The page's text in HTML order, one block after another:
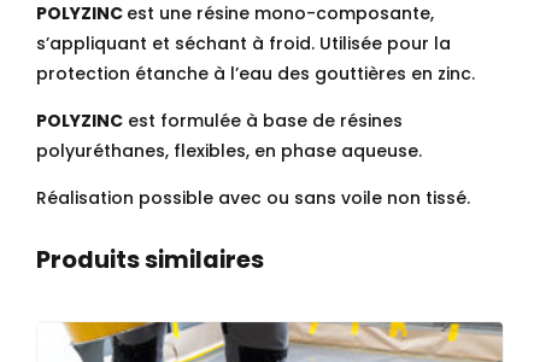
POLYZINC est une résine mono-composante,
s’appliquant et séchant à froid. Utilisée pour la
protection étanche à l’eau des gouttières en zinc.
POLYZINC est formulée à base de résines
polyuréthanes, flexibles, en phase aqueuse.
Réalisation possible avec ou sans voile non tissé.
Produits similaires